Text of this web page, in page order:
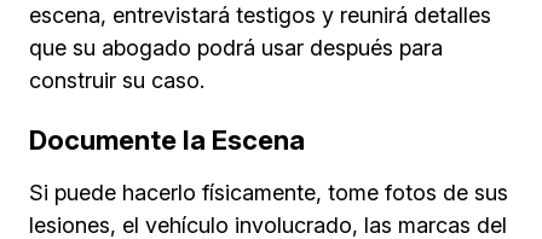
escena, entrevistará testigos y reunirá detalles
que su abogado podrá usar después para
construir su caso.
Documente la Escena
Si puede hacerlo físicamente, tome fotos de sus
lesiones, el vehículo involucrado, las marcas del